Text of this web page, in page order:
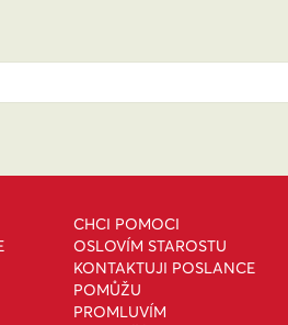
CHCI POMOCI
OSLOVÍM STAROSTU
KONTAKTUJI POSLANCE
POMŮŽU
PROMLUVÍM